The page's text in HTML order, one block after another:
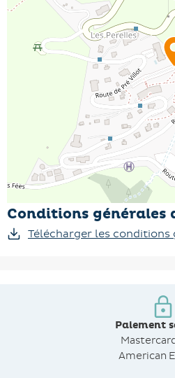
Conditions générales
Télécharger les conditions
Paiement
American